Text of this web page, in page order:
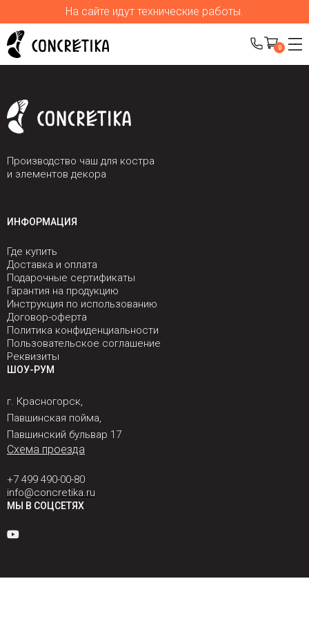
На сайте идут технические работы.
0
Производство чаш для костра
и элементов декора
ИНФОРМАЦИЯ
Где купить
Доставка и оплата
Подарочные сертификаты
Гарантия на продукцию
Инструкция по использованию
Договор-оферта
Политика конфиденциальности
Пользовательское соглашение
Реквизиты
ШОУ-РУМ
г. Красногорск,
Павшинская пойма,
Павшинский бульвар 17
Схема проезда
+7 499 490-00-80
info@concretika.ru
МЫ В СОЦСЕТЯХ